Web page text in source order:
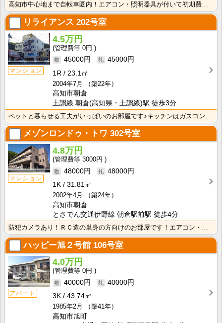
高知市中心地まで自転車圏内！エアコン・照明器具が付いて初期費用の節約になりますね！
リライアンス 202号室
マンション
4.5万円
0円
45000円
45000円
1R
23.1㎡
2004年7月
（築22年）
高知市朝倉
土讃線 朝倉(高知県・土讃線)駅 徒歩3分
メゾンロンドゥ・トワ 302号室
マンション
4.8万円
3000円
48000円
48000円
1K
31.81㎡
2002年4月
（築24年）
高知市朝倉
とさでん交通伊野線 朝倉駅前駅 徒歩4分
ハッピー旭２号館 106号室
アパート
4.0万円
0円
40000円
40000円
3K
43.74㎡
1985年2月
（築41年）
高知市旭町